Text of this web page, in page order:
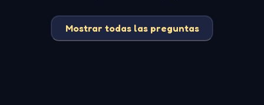
Mostrar todas las preguntas